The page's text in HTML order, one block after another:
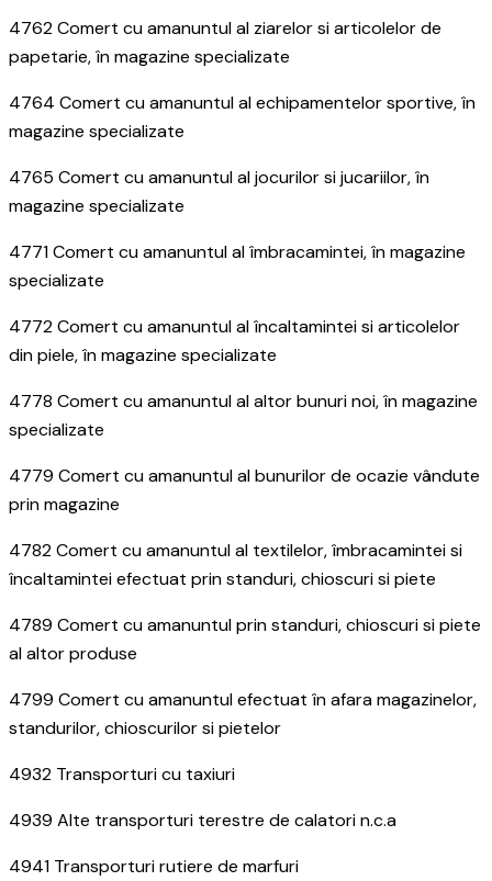
4762 Comert cu amanuntul al ziarelor si articolelor de
papetarie, în magazine specializate
4764 Comert cu amanuntul al echipamentelor sportive, în
magazine specializate
4765 Comert cu amanuntul al jocurilor si jucariilor, în
magazine specializate
4771 Comert cu amanuntul al îmbracamintei, în magazine
specializate
4772 Comert cu amanuntul al încaltamintei si articolelor
din piele, în magazine specializate
4778 Comert cu amanuntul al altor bunuri noi, în magazine
specializate
4779 Comert cu amanuntul al bunurilor de ocazie vândute
prin magazine
4782 Comert cu amanuntul al textilelor, îmbracamintei si
încaltamintei efectuat prin standuri, chioscuri si piete
4789 Comert cu amanuntul prin standuri, chioscuri si piete
al altor produse
4799 Comert cu amanuntul efectuat în afara magazinelor,
standurilor, chioscurilor si pietelor
4932 Transporturi cu taxiuri
4939 Alte transporturi terestre de calatori n.c.a
4941 Transporturi rutiere de marfuri